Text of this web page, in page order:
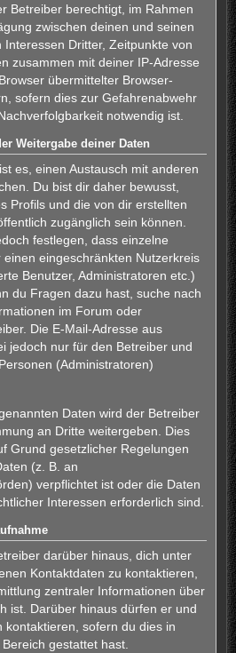
Betreiber berechtigt, im Rahmen
zwischen deinen und seinen
Interessen Dritter, Zeitpunkte von
zusammen mit deiner IP-Adresse
übermittelter Browser-
sofern dies zur Gefahrenabwehr
notwendig ist.
Weitergabe deiner Daten
es, einen Austausch mit anderen
Du bist dir daher bewusst,
Profils und die von dir erstellten
zugänglich sein können.
festlegen, dass einzelne
eingeschränkten Nutzerkreis
Benutzer, Administratoren etc.)
du Fragen dazu hast, suche nach
im Forum oder
Die E-Mail-Adresse aus
jedoch nur für den Betreiber und
(Administratoren)
Daten wird der Betreiber
an Dritte weitergeben. Dies
Grund gesetzlicher Regelungen
(z. B. an
verpflichtet ist oder die Daten
Interessen erforderlich sind.
darüber hinaus, dich unter
Kontaktdaten zu kontaktieren,
zentraler Informationen über
ist. Darüber hinaus dürfen er und
kontaktieren, sofern du dies in
gestattet hast.